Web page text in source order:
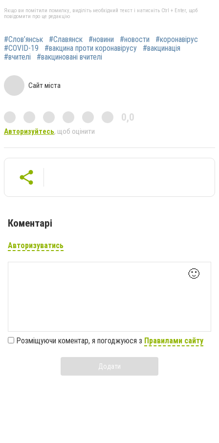
Якщо ви помітили помилку, виділіть необхідний текст і натисніть Ctrl + Enter, щоб
повідомити про це редакцію
#Слов’янськ #Славянск #новини #новости
#коронавірус
#COVID-19
#вакцина проти коронавірусу
#вакцинація
#вчителі
#вакциновані вчителі
Сайт міста
0,0
Авторизуйтесь, щоб оцінити
Коментарі
Авторизуватись
🙂
Розміщуючи коментар, я погоджуюся з Правилами сайту
Додати